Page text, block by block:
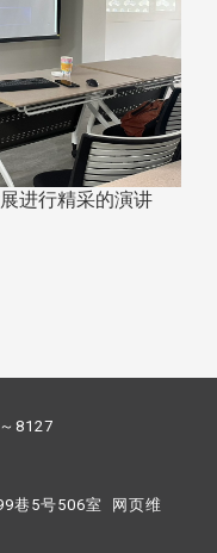
进行精采的演讲
8127
巷5号506室 网页维